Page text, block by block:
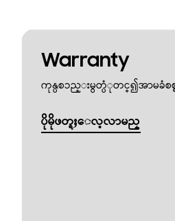
Warranty
ကုန္ပစၥည္းမွတ္ပံုတင္၍အာမခံစစ္
ပိုမိုဖတ္ရႈေလ့လာမည္